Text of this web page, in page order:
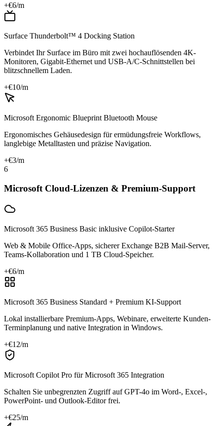
+€6/m
Surface Thunderbolt™ 4 Docking Station
Verbindet Ihr Surface im Büro mit zwei hochauflösenden 4K-
Monitoren, Gigabit-Ethernet und USB-A/C-Schnittstellen bei
blitzschnellem Laden.
+€10/m
Microsoft Ergonomic Blueprint Bluetooth Mouse
Ergonomisches Gehäusedesign für ermüdungsfreie Workflows,
langlebige Metalltasten und präzise Navigation.
+€3/m
6
Microsoft Cloud-Lizenzen & Premium-Support
Microsoft 365 Business Basic inklusive Copilot-Starter
Web & Mobile Office-Apps, sicherer Exchange B2B Mail-Server,
Teams-Kollaboration und 1 TB Cloud-Speicher.
+€6/m
Microsoft 365 Business Standard + Premium KI-Support
Lokal installierbare Premium-Apps, Webinare, erweiterte Kunden-
Terminplanung und native Integration in Windows.
+€12/m
Microsoft Copilot Pro für Microsoft 365 Integration
Schalten Sie unbegrenzten Zugriff auf GPT-4o im Word-, Excel-,
PowerPoint- und Outlook-Editor frei.
+€25/m